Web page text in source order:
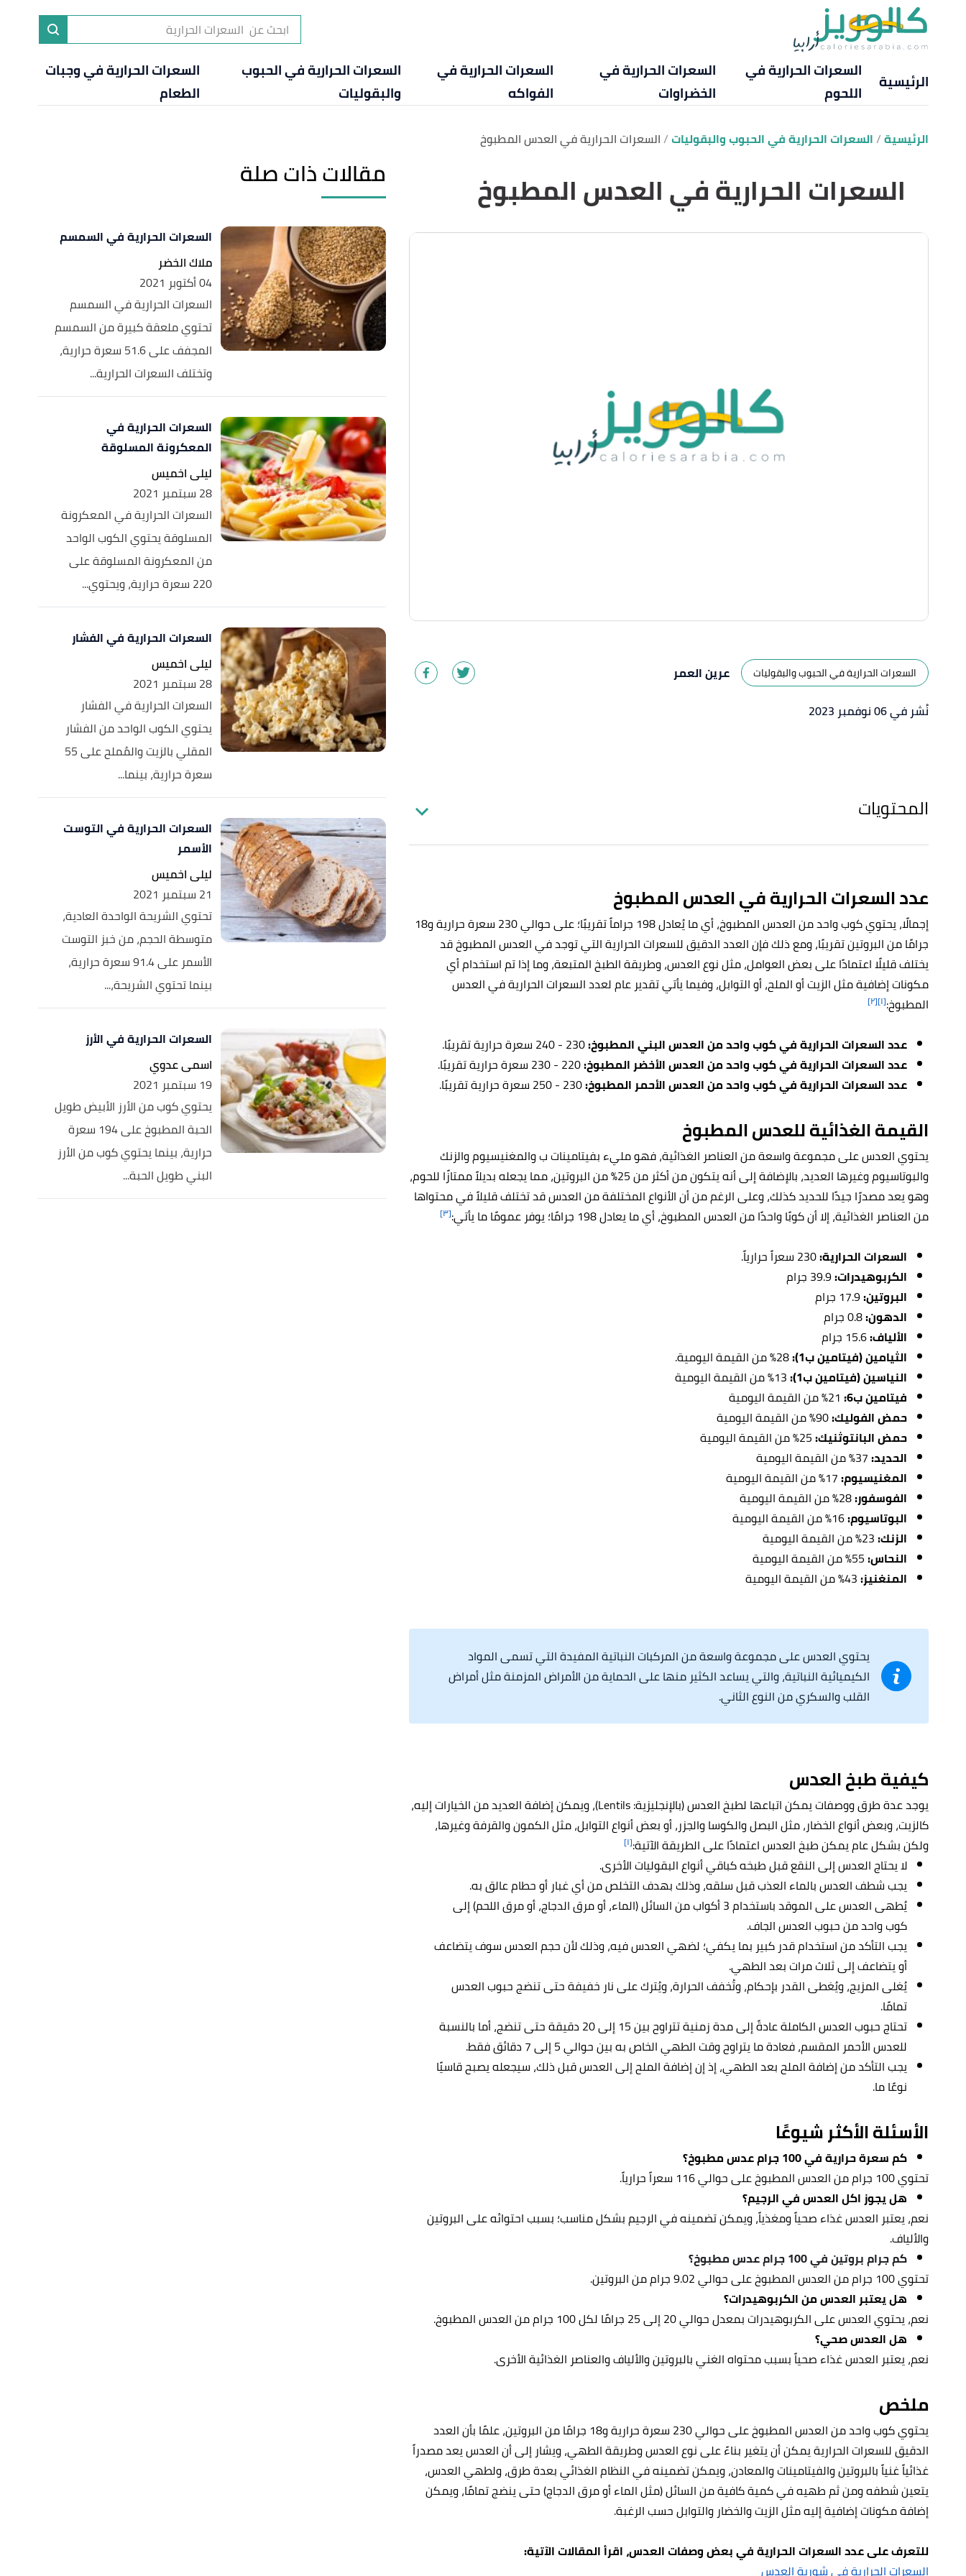
الرئيسية
السعرات الحرارية في
اللحوم
السعرات الحرارية في
الخضراوات
السعرات الحرارية في
الفواكه
السعرات الحرارية في الحبوب
والبقوليات
السعرات الحرارية في وجبات
الطعام
الرئيسية السعرات الحرارية في الحبوب والبقوليات السعرات الحرارية في العدس المطبوخ
السعرات الحرارية في العدس المطبوخ
السعرات الحرارية في الحبوب والبقوليات
عرين العمر
نُشر في 06 نوفمبر 2023
المحتويات
عدد السعرات الحرارية في العدس المطبوخ
إجمالًا، يحتوي كوب واحد من العدس المطبوخ، أي ما يُعادل 198 جراماً تقريبًا؛ على حوالي 230 سعرة حرارية و18
جرامًا من البروتين تقريبًا، ومع ذلك فإن العدد الدقيق للسعرات الحرارية التي توجد في العدس المطبوخ قد
يختلف قليلًا اعتمادًا على بعض العوامل، مثل نوع العدس، وطريقة الطبخ المتبعة، وما إذا تم استخدام أي
مكونات إضافية مثل الزيت أو الملح، أو التوابل، وفيما يأتي تقدير عام لعدد السعرات الحرارية في العدس
المطبوخ:[١] [٢]
عدد السعرات الحرارية في كوب واحد من العدس البني المطبوخ:230 - 240 سعرة حرارية تقريبًا.
عدد السعرات الحرارية في كوب واحد من العدس الأخضر المطبوخ:220 - 230 سعرة حرارية تقريبًا.
عدد السعرات الحرارية في كوب واحد من العدس الأحمر المطبوخ:230 - 250 سعرة حرارية تقريبًا.
القيمة الغذائية للعدس المطبوخ
يحتوي العدس على مجموعة واسعة من العناصر الغذائية، فهومليء بفيتامينات ب والمغنيسيوم والزنك
والبوتاسيوم وغيرها العديد، بالإضافة إلى أنه يتكون من أكثر من 25% من البروتين، مما يجعله بديلاً ممتازًا للحوم،
وهو يعد مصدرًا جيدًا للحديد كذلك، وعلى الرغم من أن الأنواع المختلفة من العدس قد تختلف قليلاً في محتواها
من العناصر الغذائية، إلا أن كوبًا واحدًا من العدس المطبوخ، أي ما يعادل 198 جرامًا؛ يوفر عمومًا ما يأتي:
[٣]
السعرات الحرارية:230 سعراً حرارياً.
الكربوهيدرات:39.9 جرام
البروتين:17.9 جرام
الدهون:0.8 جرام
الألياف:15.6 جرام
الثيامين (فيتامين ب1):
28% من القيمة اليومية.
النياسين (فيتامين ب1):
13% من القيمة اليومية
فيتامين ب6:
21% من القيمة اليومية
حمض الفوليك:90% من القيمة اليومية
حمض البانتوثنيك:
الحديد:37% من القيمة اليومية
المغنيسيوم:
الفوسفور:28% من القيمة اليومية
البوتاسيوم:16% من القيمة اليومية
الزنك:
النحاس:
المنغنيز:
يحتوي العدس على مجموعة واسعة من المركبات النباتية المفيدة التي تسمى المواد
الكيميائية النباتية، والتي يساعد الكثير منها على الحماية من الأمراض المزمنة مثل أمراض
القلب والسكري من النوع الثاني.
كيفية طبخ العدس
يوجد عدة طرق ووصفات يمكن اتباعها لطبخ العدس (بالإنجليزية: Lentils)، ويمكن إضافة العديد من الخيارات إليه،
كالزيت، وبعض أنواع الخضار، مثل البصل والكوسا والجزر، أو بعض أنواع التوابل، مثل الكمون والقرفة وغيرها،
ولكن بشكل عام يمكن طبخ العدس اعتمادًا على الطريقة الآتية:[١]
لا يحتاج العدس إلى النقع قبل طبخه كباقي أنواع البقوليات الأخرى.
يجب شطف العدس بالماء العذب قبل سلقه، وذلك بهدف التخلص من أي غبار أو حطام عالق به.
يُطهى العدس على الموقد باستخدام 3 أكواب من السائل (الماء، أو مرق الدجاج، أو مرق اللحم) إلى
كوب واحد من حبوب العدس الجاف.
يجب التأكد من استخدام قدر كبير بما يكفي؛ لضهي العدس فيه، وذلك لأن حجم العدس سوف يتضاعف
أو يتضاعف إلى ثلاث مرات بعد الطهي.
يُغلى المزيج، ويُغطى القدر بإحكام، وتُخفف الحرارة، ويُترك على نار خفيفة حتى تنضج حبوب العدس
تمامًا.
تحتاج حبوب العدس الكاملة عادةً إلى مدة زمنية تتراوح بين 15 إلى 20 دقيقة حتى تنضج، أما بالنسبة
للعدس الأحمر المقسم، فعادة ما يتراوح وقت الطهي الخاص به بين حوالي 5 إلى 7 دقائق فقط.
يجب التأكد من إضافة الملح بعد الطهي، إذ إن إضافة الملح إلى العدس قبل ذلك، سيجعله يصبح قاسيًا
نوعًا ما.
الأسئلة الأكثر شيوعًا
كم سعرة حرارية في 100 جرام عدس مطبوخ؟
تحتوي 100 جرام من العدس المطبوخ على حوالي 116 سعراً حرارياً.
هل يجوز اكل العدس في الرجيم؟
نعم، يعتبر العدس غذاء صحياً ومغذياً، ويمكن تضمينه في الرجيم بشكل مناسب؛ بسبب احتوائه على البروتين
والألياف.
كم جرام بروتين في 100 جرام عدس مطبوخ؟
تحتوي 100 جرام من العدس المطبوخ على حوالي 9.02 جرام من البروتين.
هل يعتبر العدس من الكربوهيدرات؟
نعم، يحتوي العدس على الكربوهيدرات بمعدل حوالي 20 إلى 25 جرامًا لكل 100 جرام من العدس المطبوخ.
هل العدس صحي؟
نعم، يعتبر العدس غذاء صحياً بسبب محتواه الغني بالبروتين والألياف والعناصر الغذائية الأخرى.
ملخص
يحتوي كوب واحد من العدس المطبوخ على حوالي 230 سعرة حرارية و18 جرامًا من البروتين، علمًا بأن العدد
الدقيق للسعرات الحرارية يمكن أن يتغير بناءً على نوع العدس وطريقة الطهي، ويشار إلى أن العدس يعد مصدراً
غذائياً غنياً بالبروتين والفيتامينات والمعادن، ويمكن تضمينه في النظام الغذائي بعدة طرق، ولطهي العدس،
يتعين شطفه ومن ثم طهيه في كمية كافية من السائل (مثل الماء أو مرق الدجاج) حتى ينضج تمامًا، ويمكن
إضافة مكونات إضافية إليه مثل الزيت والخضار والتوابل حسب الرغبة.
للتعرف على عدد السعرات الحرارية في بعض وصفات العدس، اقرأ المقالات الآتية:
السعرات الحرارية في شوربة العدس
مقالات ذات صلة
السعرات الحرارية في السمسم
ملاك الخضر
04 أكتوبر 2021
السعرات الحرارية في السمسم
تحتوي ملعقة كبيرة من السمسم
المجفف على 51.6 سعرة حرارية،
وتختلف السعرات الحرارية...
السعرات الحرارية في
المعكرونة المسلوقة
ليلى اخميس
28 سبتمبر 2021
السعرات الحرارية في المعكرونة
المسلوقة يحتوي الكوب الواحد
من المعكرونة المسلوقة على
220 سعرة حرارية، ويحتوي...
السعرات الحرارية في الفشار
ليلى اخميس
28 سبتمبر 2021
السعرات الحرارية في الفشار
يحتوي الكوب الواحد من الفشار
المقلي بالزيت والمُملح على 55
سعرة حرارية، بينما...
السعرات الحرارية في التوست
الأسمر
ليلى اخميس
21 سبتمبر 2021
تحتوي الشريحة الواحدة العادية،
متوسطة الحجم، من خبز التوست
الأسمر على 91.4 سعرة حرارية،
بينما تحتوي الشريحة،...
السعرات الحرارية في الأرز
اسمى عدوي
19 سبتمبر 2021
يحتوي كوب من الأرز الأبيض طويل
الحبة المطبوخ على 194 سعرة
حرارية، بينما يحتوي كوب من الأرز
البني طويل الحبة...